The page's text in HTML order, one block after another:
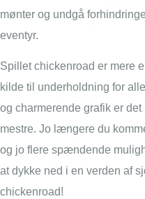
mønter og undgå
eventyr.
Spillet chickenroad er mere
kilde til underholdning for
og charmerende grafik er
mestre. Jo længere du
og jo flere spændende
at dykke ned i en verden af
chickenroad!